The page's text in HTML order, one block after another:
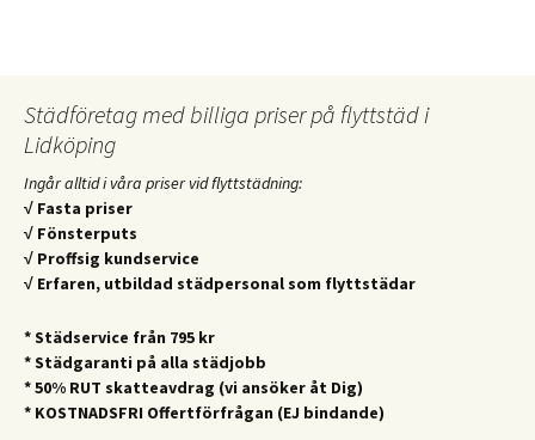
Städföretag med billiga priser på flyttstäd i
Lidköping
Ingår alltid i våra priser vid flyttstädning:
√ Fasta priser
√ Fönsterputs
√ Proffsig kundservice
√ Erfaren, utbildad städpersonal som flyttstädar
* Städservice från 795 kr
* Städgaranti på alla städjobb
* 50% RUT skatteavdrag (vi ansöker åt Dig)
* KOSTNADSFRI Offertförfrågan (EJ bindande)